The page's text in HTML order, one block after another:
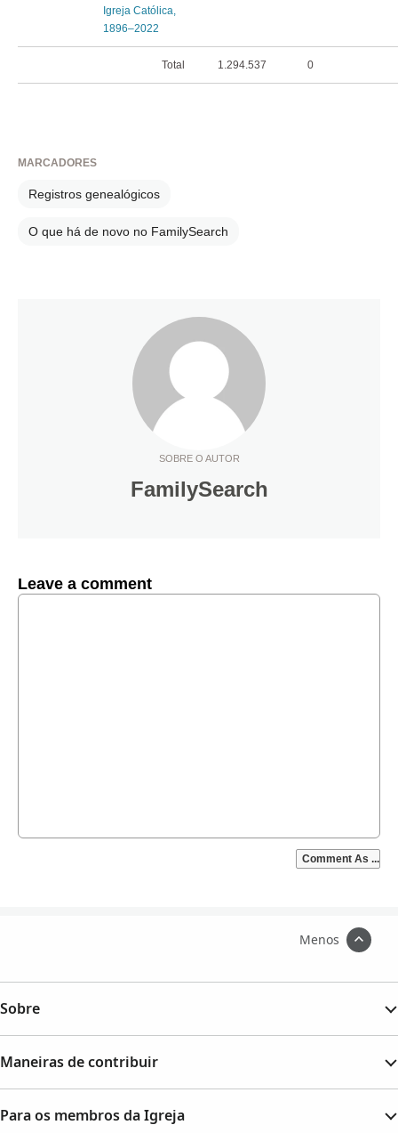
Igreja Católica,
1896–2022
Total 1.294.537 0
MARCADORES
Registros genealógicos
O que há de novo no FamilySearch
SOBRE O AUTOR
FamilySearch